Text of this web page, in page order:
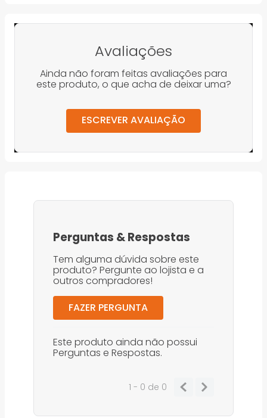
Avaliações
Ainda não foram feitas avaliações para
este produto, o que acha de deixar uma?
ESCREVER AVALIAÇÃO
Perguntas &Respostas
Tem alguma dúvida sobre este
produto? Pergunte ao lojista e a
outros compradores!
FAZER PERGUNTA
Este produto ainda não possui
Perguntas e Respostas.
1 - 0 de 0